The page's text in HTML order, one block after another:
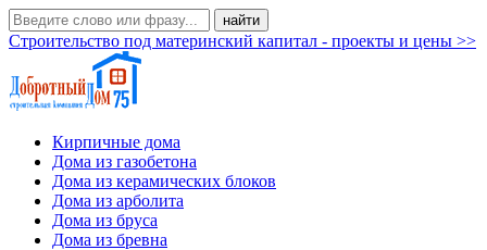
Строительство под материнский капитал - проекты и цены >>
Кирпичные дома
Дома из газобетона
Дома из керамических блоков
Дома из арболита
Дома из бруса
Дома из бревна